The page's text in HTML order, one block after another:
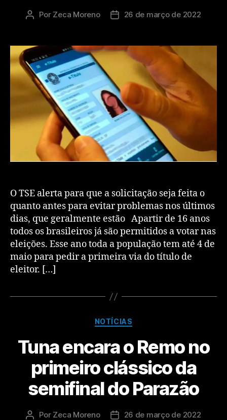
Por Zeca Moreno 26 de março de 2022
O TSE alerta para que a solicitação seja feita o
quanto antes para evitar problemas nos últimos
dias, que geralmente estão Apartir de 16 anos
todos os brasileiros já são permitidos a votar nas
eleições. Esse ano toda a população tem até 4 de
maio para pedir a primeira via do título de
eleitor. […]
NOTÍCIAS
Tuna encara o Remo no
primeiro clássico da
semifinal do Parazão
Por Zeca Moreno 26 de março de 2022